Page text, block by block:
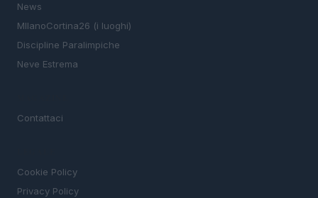
News
MIlanoCortina26 (i luoghi)
Discipline Paralimpiche
Neve Estrema
Contattaci
Cookie Policy
Privacy Policy